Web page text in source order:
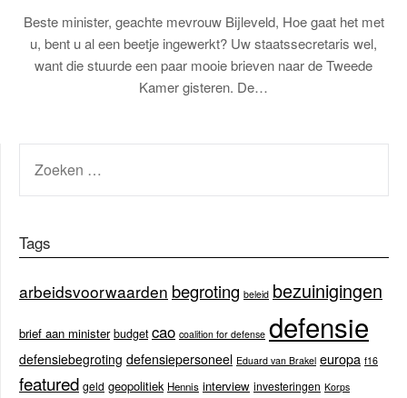
Beste minister, geachte mevrouw Bijleveld, Hoe gaat het met
u, bent u al een beetje ingewerkt? Uw staatssecretaris wel,
want die stuurde een paar mooie brieven naar de Tweede
Kamer gisteren. De…
NAAR:
Tags
arbeidsvoorwaarden begroting beleid bezuinigingen
brief aan minister budget cao coalition for defense defensie
defensiebegroting defensiepersoneel Eduard van Brakel europa f16
featured geld geopolitiek Hennis interview investeringen Korps